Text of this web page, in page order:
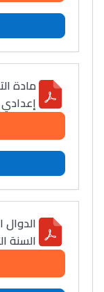
مادة
الدوال
السنة